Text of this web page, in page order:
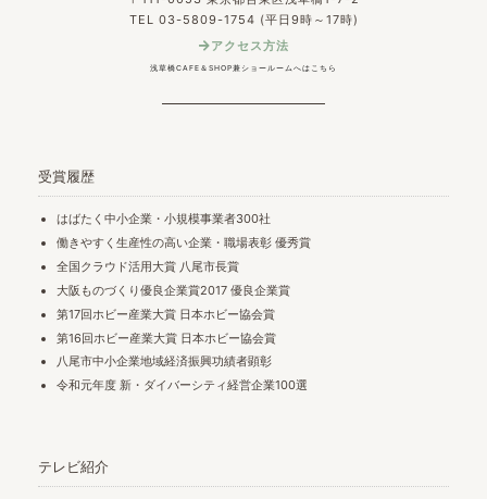
TEL 03-5809-1754 (平日9時～17時)
アクセス方法
浅草橋CAFE＆SHOP兼ショールームへはこちら
受賞履歴
はばたく中小企業・小規模事業者300社
働きやすく生産性の高い企業・職場表彰 優秀賞
全国クラウド活用大賞 八尾市長賞
大阪ものづくり優良企業賞2017 優良企業賞
第17回ホビー産業大賞 日本ホビー協会賞
第16回ホビー産業大賞 日本ホビー協会賞
八尾市中小企業地域経済振興功績者顕彰
令和元年度 新・ダイバーシティ経営企業100選
テレビ紹介